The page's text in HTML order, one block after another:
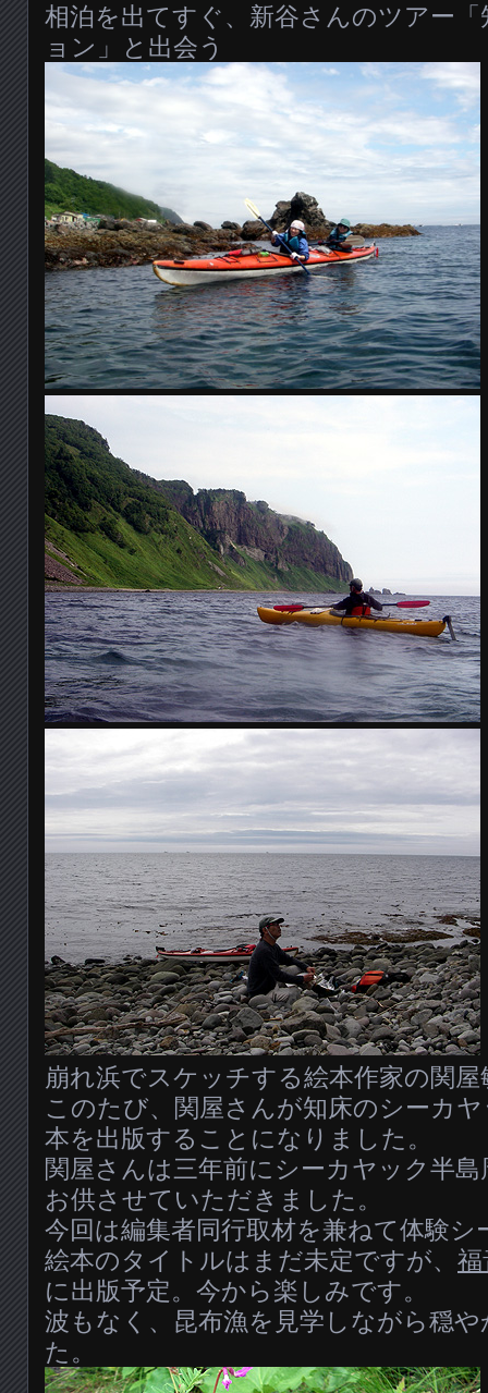
相泊を出てすぐ、新谷さんのツアー
ョン」と出会う
崩れ浜でスケッチする絵本作家の関
このたび、関屋さんが知床のシーカ
本を出版することになりました。
関屋さんは三年前にシーカヤック半
お供させていただきました。
今回は編集者同行取材を兼ねて体験
絵本のタイトルはまだ未定ですが、 福
に出版予定。今から楽しみです。
波もなく、昆布漁を見学しながら穏
た。